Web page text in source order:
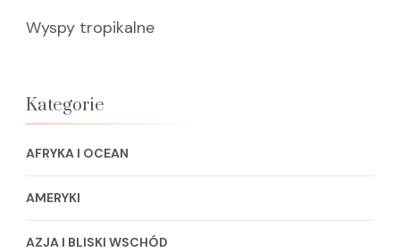
Wyspy tropikalne
Kategorie
AFRYKA I OCEAN
AMERYKI
AZJA I BLISKI WSCHÓD